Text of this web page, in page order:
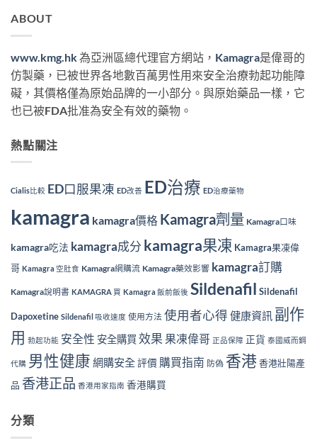
ABOUT
www.kmg.hk為亞洲區總代理官方網站， Kamagra是偉哥的
仿製藥，已被世界各地數百萬男性用來安全治療勃起功能障
礙，其價格僅為原始品牌的一小部分。與原始藥品一樣，它
也已被FDA批准為安全有效的藥物。
熱點關注
Cialis比較 ED口服果凍 ED改善 ED治療 ED治療藥物
kamagra kamagra價格 Kamagra劑量 Kamagra口味
kamagra吃法 kamagra成分 kamagra果凍 Kamagra果凍偉
哥 Kamagra 空肚食 Kamagra網購流 Kamagra藥效影響 kamagra訂購
Kamagra說明書 KAMAGRA 買 Kamagra 飯前飯後 Sildenafil Sildenafil
Dapoxetine Sildenafil 吸收速度 使用方法 使用者心得 健康資訊 副作
用 勃起功能 安全性 安全購買 效果 果凍偉哥 正品保障 正貨 泰國威而鋼
代購 男性健康 網購安全評價 購買指南 防偽 香港香港壯陽產
品 香港正品 香港用家指南 香港購買
分類